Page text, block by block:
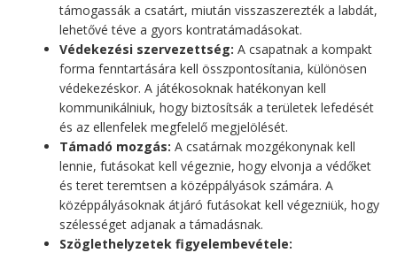
támogassák a csatárt, miután visszaszerezték a labdát,
lehetővé téve a gyors kontratámadásokat.
Védekezési szervezettség: A csapatnak a kompakt
forma fenntartására kell összpontosítania, különösen
védekezéskor. A játékosoknak hatékonyan kell
kommunikálniuk, hogy biztosítsák a területek lefedését
és az ellenfelek megfelelő megjelölését.
Támadó mozgás: A csatárnak mozgékonynak kell
lennie, futásokat kell végeznie, hogy elvonja a védőket
és teret teremtsen a középpályások számára. A
középpályásoknak átjáró futásokat kell végezniük, hogy
szélességet adjanak a támadásnak.
Szöglethelyzetek figyelembevétele: